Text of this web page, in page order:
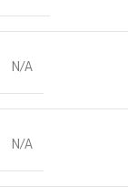
N/A
N/A